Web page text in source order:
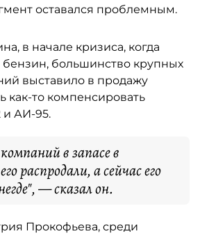
оставался проблемным.
в начале кризиса, когда
большинство крупных
выставило в продажу
как-то компенсировать
и АИ-95.
в запасе в
распродали, а сейчас его
— сказал он.
Прокофьева, среди